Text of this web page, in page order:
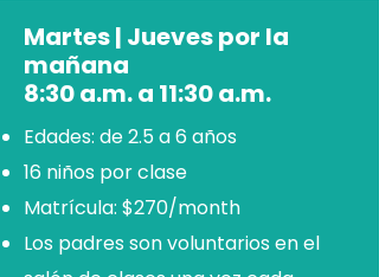
Martes | Jueves por la
mañana
8:30 a.m. a 11:30 a.m.
Edades: de 2.5 a 6 años
16 niños por clase
Matrícula: $270/month
Los padres son voluntarios en el